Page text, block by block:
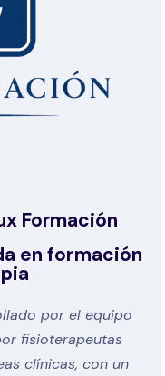
Formación
en formación
por el equipo
fisioterapeutas
clínicas, con un